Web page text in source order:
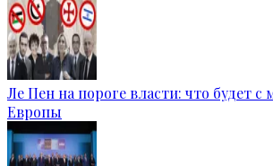
Ле Пен на пороге власти: что будет с
Европы